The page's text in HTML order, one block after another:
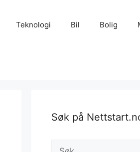
Teknologi Bil Bolig
Søk på
Søk